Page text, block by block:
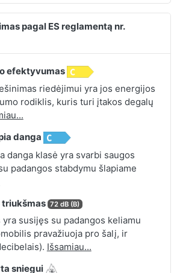
pagal ES reglamentą nr.
efektyvumas
riedėjimui yra jos energijos
rodiklis, kuris turi įtakos degalų
danga
danga klasė yra svarbi saugos
padangos stabdymu šlapiame
triukšmas 72 dB (B)
susijęs su padangos keliamu
pravažiuoja pro šalį, ir
Išsamiau...
sniegui